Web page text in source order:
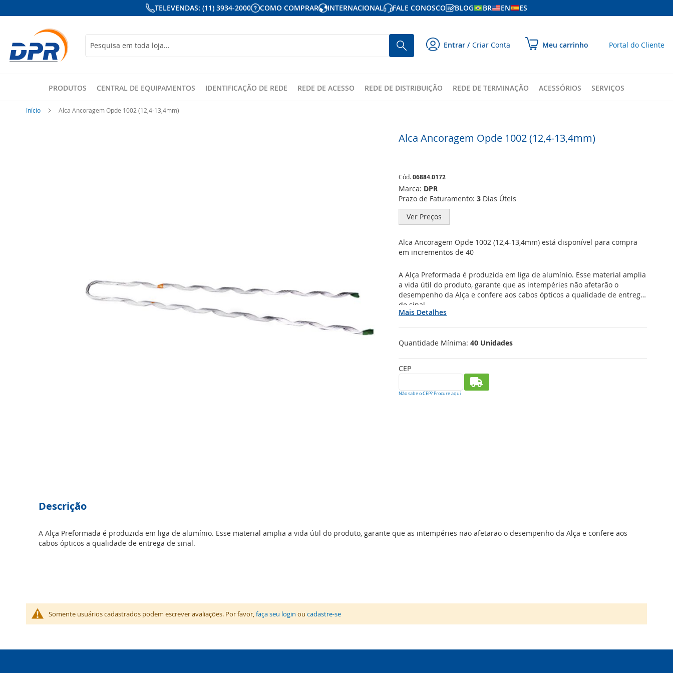
TELEVENDAS: (11) 3934-2000 COMO COMPRAR INTERNACIONAL FALE CONOSCO BLOG BR EN ES
Busca
Busca
Pular
Entrar Criar Conta Meu carrinho Portal do Cliente
PRODUTOS CENTRAL DE EQUIPAMENTOS IDENTIFICAÇÃO DE REDE REDE DE ACESSO REDE DE DISTRIBUIÇÃO REDE DE TERMINAÇÃO ACESSÓRIOS SERVIÇOS
Início Alca Ancoragem Opde 1002 (12,4-13,4mm)
Alca Ancoragem Opde 1002 (12,4-13,4mm)
Cód.06884.0172
Marca: DPR
Prazo de Faturamento: 3 Dias Úteis
Ver Preços
Alca Ancoragem Opde 1002 (12,4-13,4mm) está disponível para compra
em incrementos de 40
CEP
Não sabe o CEP? Procure aqui
A Alça Preformada é produzida em liga de alumínio. Esse material amplia
a vida útil do produto, garante que as intempéries não afetarão o
desempenho da Alça e confere aos cabos ópticos a qualidade de entrega
de sinal.
Mais Detalhes
Quantidade Mínima: 40 Unidades
para
Galeria
Descrição
A Alça Preformada é produzida em liga de alumínio. Esse material amplia a vida útil do produto, garante que as intempéries não afetarão o desempenho da Alça e confere aos
cabos ópticos a qualidade de entrega de sinal.
Somente usuários cadastrados podem escrever avaliações. Por favor,faça seu login ou cadastre-se